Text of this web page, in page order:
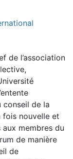
de l’association
conseil de la
nouvelle et
membres du
de manière
de